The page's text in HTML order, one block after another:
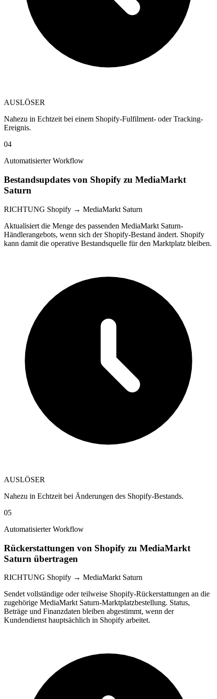
AUSLÖSER
Nahezu in Echtzeit bei einem Shopify-Fulfilment- oder Tracking-
Ereignis.
04
Automatisierter Workflow
Bestandsupdates von Shopify zu MediaMarkt
Saturn
RICHTUNG Shopify → MediaMarkt Saturn
Aktualisiert die Menge des passenden MediaMarkt Saturn-
Händlerangebots, wenn sich der Shopify-Bestand ändert. Shopify
kann damit die operative Bestandsquelle für den Marktplatz bleiben.
AUSLÖSER
Nahezu in Echtzeit bei Änderungen des Shopify-Bestands.
05
Automatisierter Workflow
Rückerstattungen von Shopify zu MediaMarkt
Saturn übertragen
RICHTUNG Shopify → MediaMarkt Saturn
Sendet vollständige oder teilweise Shopify-Rückerstattungen an die
zugehörige MediaMarkt Saturn-Marktplatzbestellung. Status,
Beträge und Finanzdaten bleiben abgestimmt, wenn der
Kundendienst hauptsächlich in Shopify arbeitet.